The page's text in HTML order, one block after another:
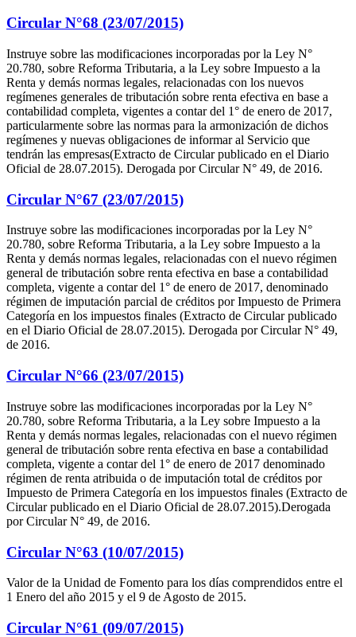
Circular N°68 (23/07/2015)
Instruye sobre las modificaciones incorporadas por la Ley N°
20.780, sobre Reforma Tributaria, a la Ley sobre Impuesto a la
Renta y demás normas legales, relacionadas con los nuevos
regímenes generales de tributación sobre renta efectiva en base a
contabilidad completa, vigentes a contar del 1° de enero de 2017,
particularmente sobre las normas para la armonización de dichos
regímenes y nuevas obligaciones de informar al Servicio que
tendrán las empresas(Extracto de Circular publicado en el Diario
Oficial de 28.07.2015). Derogada por Circular N° 49, de 2016.
Circular N°67 (23/07/2015)
Instruye sobre las modificaciones incorporadas por la Ley N°
20.780, sobre Reforma Tributaria, a la Ley sobre Impuesto a la
Renta y demás normas legales, relacionadas con el nuevo régimen
general de tributación sobre renta efectiva en base a contabilidad
completa, vigente a contar del 1° de enero de 2017, denominado
régimen de imputación parcial de créditos por Impuesto de Primera
Categoría en los impuestos finales (Extracto de Circular publicado
en el Diario Oficial de 28.07.2015). Derogada por Circular N° 49,
de 2016.
Circular N°66 (23/07/2015)
Instruye sobre las modificaciones incorporadas por la Ley N°
20.780, sobre Reforma Tributaria, a la Ley sobre Impuesto a la
Renta y demás normas legales, relacionadas con el nuevo régimen
general de tributación sobre renta efectiva en base a contabilidad
completa, vigente a contar del 1° de enero de 2017 denominado
régimen de renta atribuida o de imputación total de créditos por
Impuesto de Primera Categoría en los impuestos finales (Extracto de
Circular publicado en el Diario Oficial de 28.07.2015).Derogada
por Circular N° 49, de 2016.
Circular N°63 (10/07/2015)
Valor de la Unidad de Fomento para los días comprendidos entre el
1 Enero del año 2015 y el 9 de Agosto de 2015.
Circular N°61 (09/07/2015)